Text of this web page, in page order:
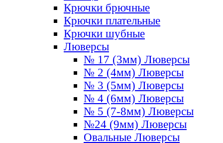
Крючки брючные
Крючки плательные
Крючки шубные
Люверсы
№ 17 (3мм) Люверсы
№ 2 (4мм) Люверсы
№ 3 (5мм) Люверсы
№ 4 (6мм) Люверсы
№ 5 (7-8мм) Люверсы
№24 (9мм) Люверсы
Овальные Люверсы